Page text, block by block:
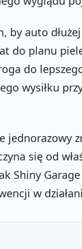
by auto
do planu
do
wysiłku
jednorazowy
się od
Shiny
w